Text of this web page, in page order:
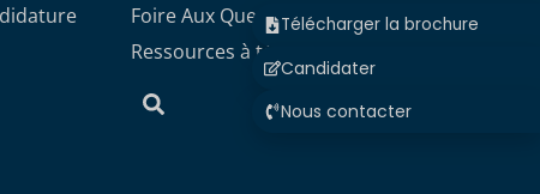
Télécharger la brochure
Candidater
Nous contacter
Foire Aux Questions
Ressources à télécharger